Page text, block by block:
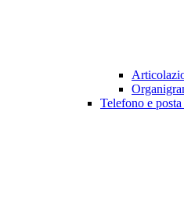
Telefono e